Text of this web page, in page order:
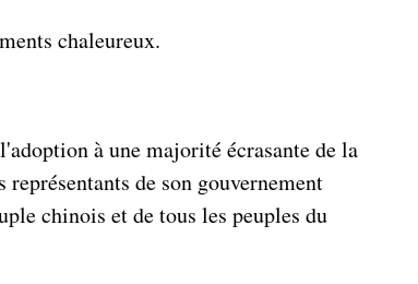
chaleureux.
à une majorité écrasante de la
de son gouvernement
chinois et de tous les peuples du